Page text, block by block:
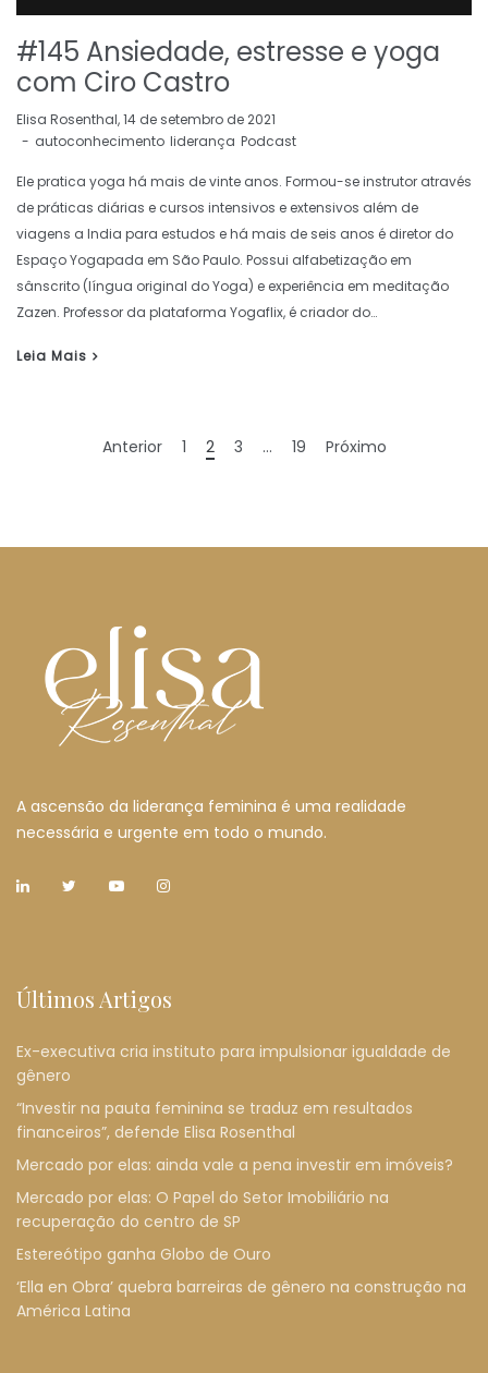
#145 Ansiedade, estresse e yoga
com Ciro Castro
by
Elisa Rosenthal 14 de setembro de 2021
autoconhecimento liderança Podcast
Ele pratica yoga há mais de vinte anos. Formou-se instrutor através
de práticas diárias e cursos intensivos e extensivos além de
viagens a India para estudos e há mais de seis anos é diretor do
Espaço Yogapada em São Paulo. Possui alfabetização em
sânscrito (língua original do Yoga) e experiência em meditação
Zazen. Professor da plataforma Yogaflix, é criador do…
Leia Mais
Anterior 1 2 3 … 19 Próximo
A ascensão da liderança feminina é uma realidade
necessária e urgente em todo o mundo.
Últimos Artigos
Ex-executiva cria instituto para impulsionar igualdade de
gênero
“Investir na pauta feminina se traduz em resultados
financeiros”, defende Elisa Rosenthal
Mercado por elas: ainda vale a pena investir em imóveis?
Mercado por elas: O Papel do Setor Imobiliário na
recuperação do centro de SP
Estereótipo ganha Globo de Ouro
‘Ella en Obra’ quebra barreiras de gênero na construção na
América Latina